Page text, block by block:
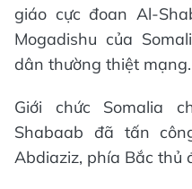
giáo cực đoan Al-
Mogadishu của
dân thường thiệt mạng.
Giới chức Somalia
Shabaab đã tấn
Abdiaziz, phía Bắc thủ